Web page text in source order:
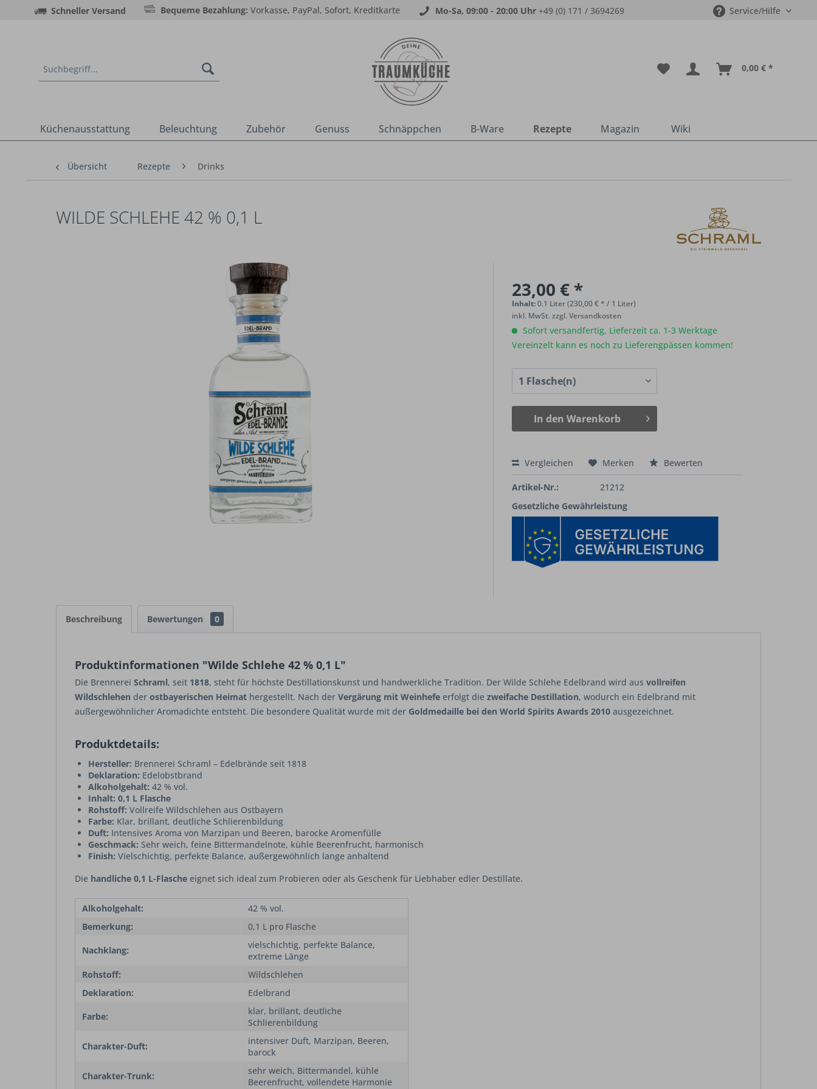
Schneller Versand Bequeme Bezahlung: Vorkasse, PayPal, Sofort, Kreditkarte Mo-Sa, 09:00 - 20:00 Uhr +49 (0) 171 / 3694269 Service/Hilfe
0,00 € *
Küchenausstattung Beleuchtung Zubehör Genuss Schnäppchen B-Ware Rezepte Magazin Wiki
Übersicht Rezepte Drinks
WILDE SCHLEHE 42 % 0,1 L
23,00 € *
Inhalt:0.1 Liter (230,00 € * / 1 Liter)
inkl. MwSt.zzgl. Versandkosten
Sofort versandfertig, Lieferzeit ca. 1-3 Werktage
Vereinzelt kann es noch zu Lieferengpässen kommen!
In den Warenkorb
Vergleichen Merken Bewerten
Artikel-Nr.:
21212
Gesetzliche Gewährleistung
Beschreibung Bewertungen 0
Produktinformationen "Wilde Schlehe 42 % 0,1 L"
Die Brennerei Schraml, seit 1818, steht für höchste Destillationskunst und handwerkliche Tradition. Der Wilde Schlehe Edelbrand wird aus vollreifen
Wildschlehen der ostbayerischen Heimat hergestellt. Nach der Vergärung mit Weinhefe erfolgt die zweifache Destillation, wodurch ein Edelbrand mit
außergewöhnlicher Aromadichte entsteht. Die besondere Qualität wurde mit der Goldmedaille bei den World Spirits Awards 2010 ausgezeichnet.
Produktdetails:
Hersteller: Brennerei Schraml – Edelbrände seit 1818
Deklaration: Edelobstbrand
Alkoholgehalt: 42 % vol.
Inhalt: 0,1 L Flasche
Rohstoff: Vollreife Wildschlehen aus Ostbayern
Farbe: Klar, brillant, deutliche Schlierenbildung
Duft: Intensives Aroma von Marzipan und Beeren, barocke Aromenfülle
Geschmack: Sehr weich, feine Bittermandelnote, kühle Beerenfrucht, harmonisch
Finish: Vielschichtig, perfekte Balance, außergewöhnlich lange anhaltend
Die handliche 0,1 L-Flasche eignet sich ideal zum Probieren oder als Geschenk für Liebhaber edler Destillate.
Alkoholgehalt:
42 % vol.
Bemerkung:
0,1 L pro Flasche
Nachklang:
vielschichtig, perfekte Balance,
extreme Länge
Rohstoff:
Wildschlehen
Deklaration:
Edelbrand
Farbe:
klar, brillant, deutliche
Schlierenbildung
Charakter-Duft:
intensiver Duft, Marzipan, Beeren,
barock
Charakter-Trunk:
sehr weich, Bittermandel, kühle
Beerenfrucht, vollendete Harmonie